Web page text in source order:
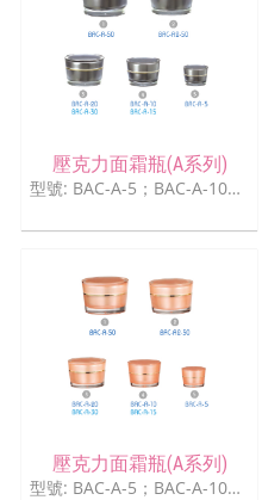
壓克力面霜瓶(A系列)
型號: BAC-A-5；BAC-A-10；BAC-A15；BAC-A-20；BAC-A-30；BAC-A-50
壓克力面霜瓶(A系列)
型號: BAC-A-5；BAC-A-10；BAC-A15；BAC-A-20；BAC-A-30；BAC-A-50